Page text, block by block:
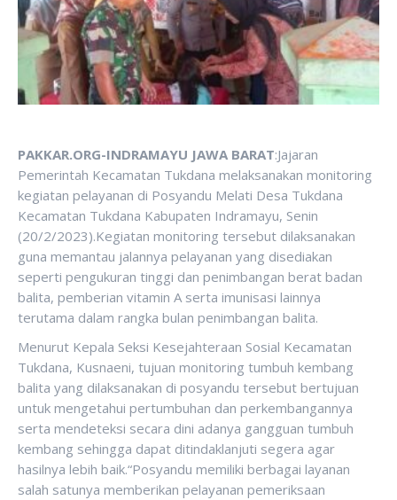
PAKKAR.ORG-INDRAMAYU JAWA BARAT:Jajaran
Pemerintah Kecamatan Tukdana melaksanakan monitoring
kegiatan pelayanan di Posyandu Melati Desa Tukdana
Kecamatan Tukdana Kabupaten Indramayu, Senin
(20/2/2023).Kegiatan monitoring tersebut dilaksanakan
guna memantau jalannya pelayanan yang disediakan
seperti pengukuran tinggi dan penimbangan berat badan
balita, pemberian vitamin A serta imunisasi lainnya
terutama dalam rangka bulan penimbangan balita.
Menurut Kepala Seksi Kesejahteraan Sosial Kecamatan
Tukdana, Kusnaeni, tujuan monitoring tumbuh kembang
balita yang dilaksanakan di posyandu tersebut bertujuan
untuk mengetahui pertumbuhan dan perkembangannya
serta mendeteksi secara dini adanya gangguan tumbuh
kembang sehingga dapat ditindaklanjuti segera agar
hasilnya lebih baik.“Posyandu memiliki berbagai layanan
salah satunya memberikan pelayanan pemeriksaan